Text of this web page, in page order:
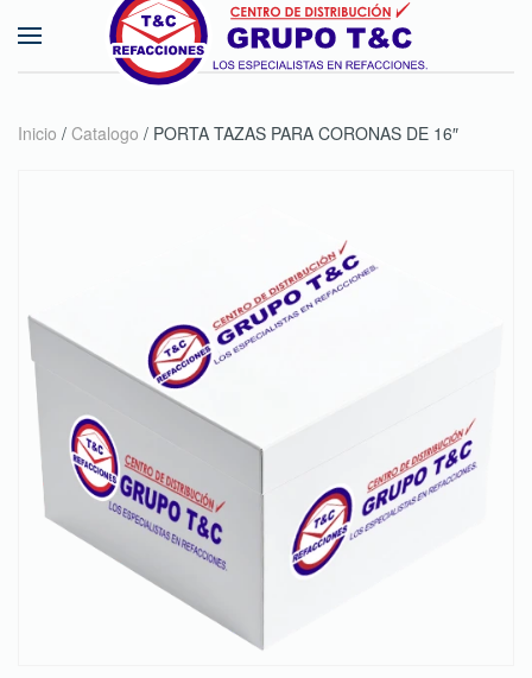
Skip to main content
Inicio / Catalogo / PORTA TAZAS PARA CORONAS DE 16″